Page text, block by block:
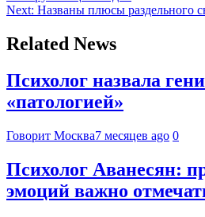
Next: Названы плюсы раздельного
Related News
Психолог назвала
«патологией»
Говорит Москва7 месяцев ago 0
Психолог Аванесян:
эмоций важно